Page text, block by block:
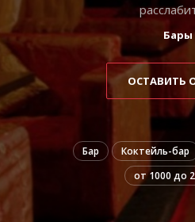
Бары
ОСТАВИТЬ
Бар Коктейль-бар
от 1000 до